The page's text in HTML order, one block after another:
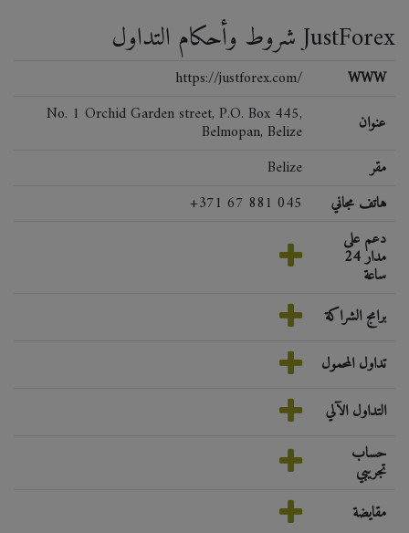
شروط وأحكام التداول JustForex
https://justforex.com/
WWW
No. 1 Orchid Garden street, P.O. Box 445,
Belmopan, Belize
عنوان
Belize
مقر
+371 67 881 045
هاتف مجاني
دعم على
مدار 24
ساعة
برامج الشراكة
تداول المحمول
التداول الآلي
حساب
تجريبي
مقايضة